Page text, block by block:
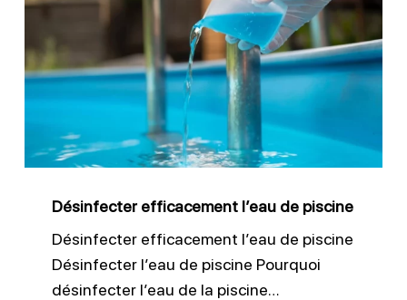
efficacement
l’eau
de
piscine
Désinfecter efficacement l’eau de piscine
Désinfecter efficacement l’eau de piscine
Désinfecter l’eau de piscine Pourquoi
désinfecter l’eau de la piscine…